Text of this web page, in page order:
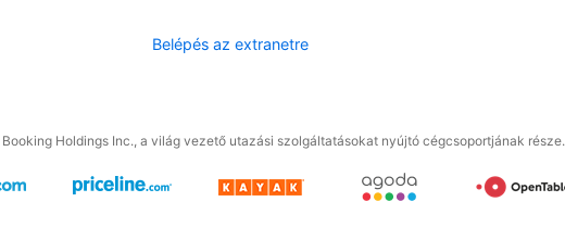
Belépés az extranetre
Booking Holdings Inc., a világ vezető utazási szolgáltatásokat nyújtó cégcsoportjának része.